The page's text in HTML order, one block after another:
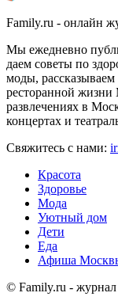
Family.ru - онлайн
Мы ежедневно
даем советы по
моды,
ресторанной
развлечениях в
концертах и
Свяжитесь с нами:
Красота
Здоровье
Мода
Уютный дом
Дети
Еда
Афиша
© Family.ru - журнал